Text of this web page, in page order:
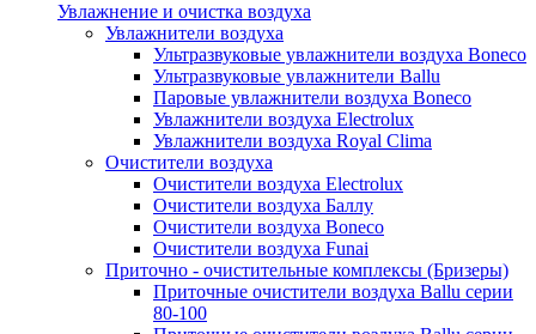
Увлажнение и очистка воздуха
Увлажнители воздуха
Ультразвуковые увлажнители воздуха Boneco
Ультразвуковые увлажнители Ballu
Паровые увлажнители воздуха Boneco
Увлажнители воздуха Electrolux
Увлажнители воздуха Royal Clima
Очистители воздуха
Очистители воздуха Electrolux
Очистители воздуха Баллу
Очистители воздуха Boneco
Очистители воздуха Funai
Приточно - очистительные комплексы (Бризеры)
Приточные очистители воздуха Ballu серии
80-100